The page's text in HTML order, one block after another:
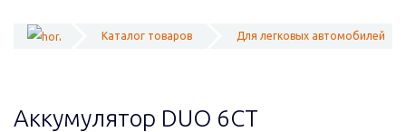
Каталог товаров Для легковых автомобилей
Аккумулятор DUO 6СТ